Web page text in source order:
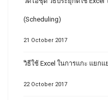
(Scheduling)
21 October 2017
วิธีใช้ Excel ในการแกะ แยก
22 October 2017